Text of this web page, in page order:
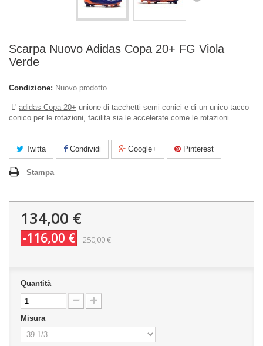
Scarpa Nuovo Adidas Copa 20+ FG Viola
Verde
Condizione: Nuovo prodotto
L' adidas Copa 20+ unione di tacchetti semi-conici e di un unico tacco
conico per le rotazioni, facilita sia le accelerate come le rotazioni.
Twitta Condividi Google+ Pinterest
Stampa
134,00 €
-116,00 € 250,00 €
Quantità
Misura